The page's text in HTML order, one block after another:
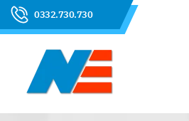
0332.730.730